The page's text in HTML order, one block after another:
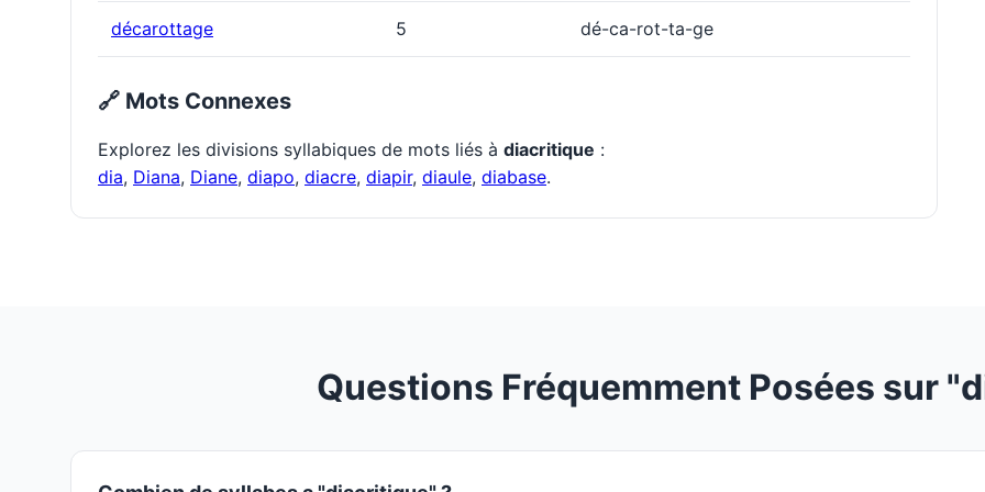
décarottage 5 dé-ca-rot-ta-ge
🔗 Mots Connexes
Explorez les divisions syllabiques de mots liés à diacritique :
dia, Diana, Diane, diapo, diacre, diapir, diaule, diabase.
Questions Fréquemment Posées sur